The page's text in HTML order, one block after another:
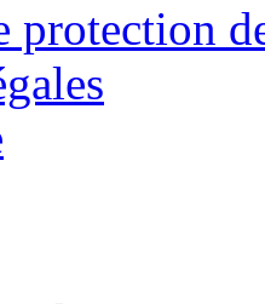
protection